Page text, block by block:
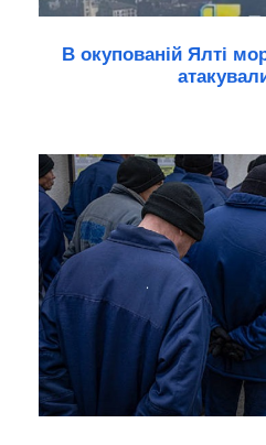
В окупованій Ялті